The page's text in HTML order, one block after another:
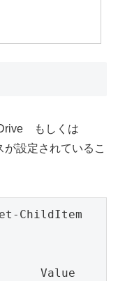
もしくは
設定されているこ
ChildItem
Value